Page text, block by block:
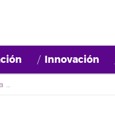
Innovación
El Servicio de Idiomas de la Universidad de La Laguna lanza, para el próximo verano, ayudas para aprender inglés en Irlanda mientras se realizan prácticas laborales